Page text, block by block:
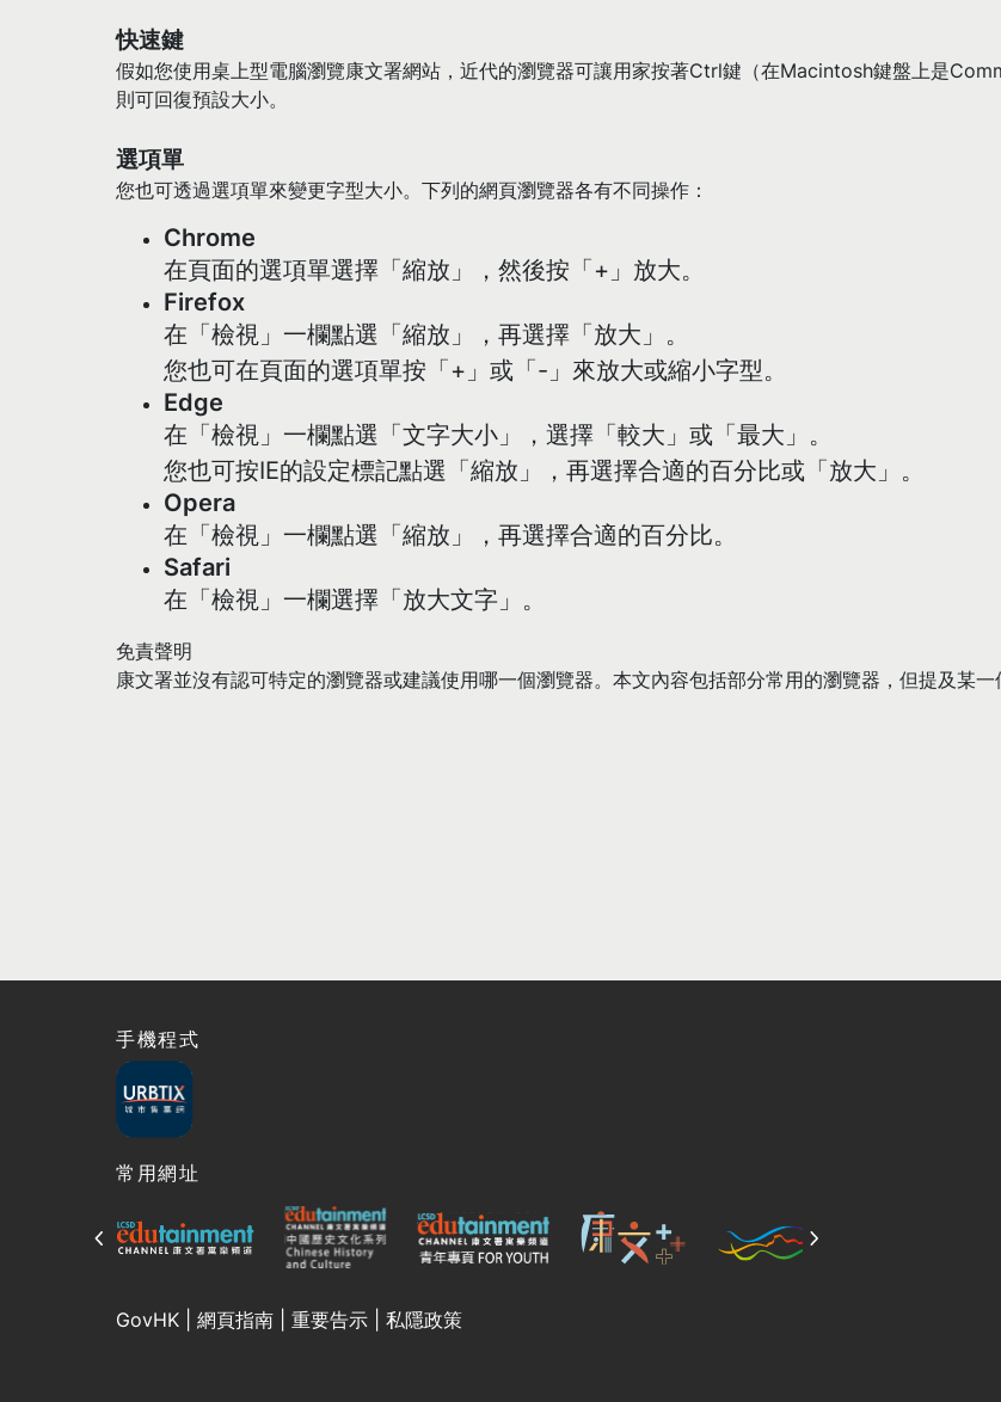
快速鍵
假如您使用桌上型電腦瀏覽康文署網站，近代的瀏覽器可讓用家按著Ctrl鍵（在Macintosh鍵盤上是
則可回復預設大小。
選項單
您也可透過選項單來變更字型大小。下列的網頁瀏覽器各有不同操作：
Chrome
在頁面的選項單選擇「縮放」，然後按「+」放大。
Firefox
在「檢視」一欄點選「縮放」，再選擇「放大」。
您也可在頁面的選項單按「+」或「-」來放大或縮小字型。
Edge
在「檢視」一欄點選「文字大小」，選擇「較大」或「最大」。
您也可按IE的設定標記點選「縮放」，再選擇合適的百分比或「放大」。
Opera
在「檢視」一欄點選「縮放」，再選擇合適的百分比。
Safari
在「檢視」一欄選擇「放大文字」。
免責聲明
康文署並沒有認可特定的瀏覽器或建議使用哪一個瀏覽器。本文內容包括部分常用的瀏覽器，但提及某一
手機程式
常用網址
GovHK 網頁指南 重要告示 私隱政策